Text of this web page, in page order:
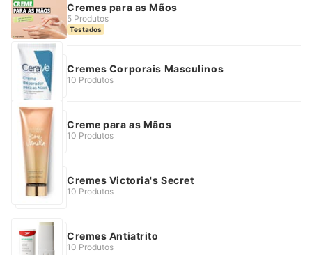
Cremes para as Mãos
5 Produtos
Testados
Cremes Corporais Masculinos
10 Produtos
Creme para as Mãos
10 Produtos
Cremes Victoria's Secret
10 Produtos
Cremes Antiatrito
10 Produtos